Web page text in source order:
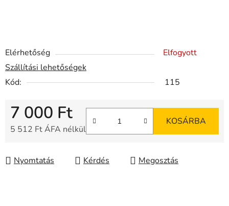
Elérhetőség
Elfogyott
Szállítási lehetőségek
Kód:
115
7 000 Ft
5 512 Ft ÁFA nélkül
KOSÁRBA
Nyomtatás Kérdés Megosztás